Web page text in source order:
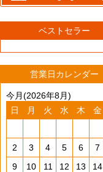
ベストセラー
営業日カレンダー
今月(2026年8月)
日
月 火 水 木 金
2
3 4 5 6 7
9
10 11 12 13 14